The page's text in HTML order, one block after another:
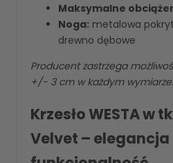
Maksymalne
Noga: metalowa
drewno dębowe
Producent zastrzega
+/- 3 cm w każdym wymiarze.
Krzesło WESTA w
Velvet – elegancja